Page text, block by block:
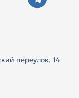
переулок, 14